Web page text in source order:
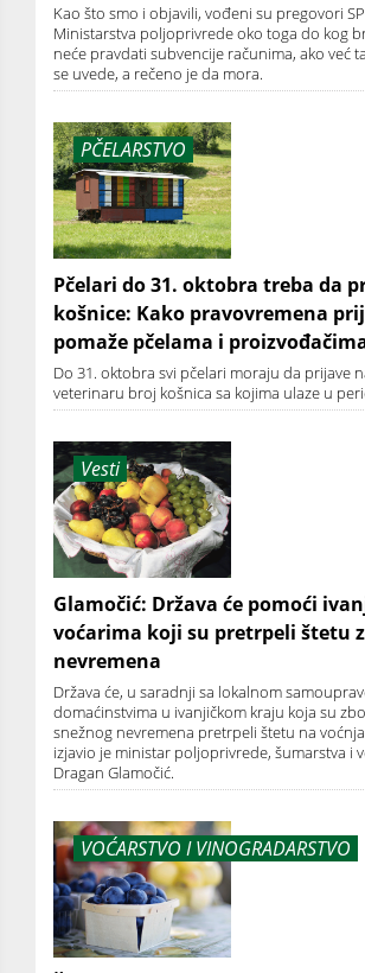
Kao što smo i objavili, vođeni su pregovori
Ministarstva poljoprivrede oko toga do kog
neće pravdati subvencije računima, ako već
se uvede, a rečeno je da mora.
PČELARSTVO
Pčelari do 31. oktobra treba da
košnice: Kako pravovremena
pomaže pčelama i
Do 31. oktobra svi pčelari moraju da prijave
veterinaru broj košnica sa kojima ulaze u
Vesti
Glamočić: Država će pomoći
voćarima koji su pretrpeli štetu
nevremena
Država će, u saradnji sa lokalnom
domaćinstvima u ivanjičkom kraju koja su
snežnog nevremena pretrpeli štetu na
izjavio je ministar poljoprivrede, šumarstva i
Dragan Glamočić.
VOĆARSTVO I VINOGRADARSTVO